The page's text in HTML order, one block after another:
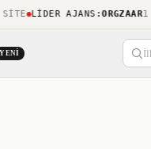
LIDER AJANS:ORGZAAR1
YENI